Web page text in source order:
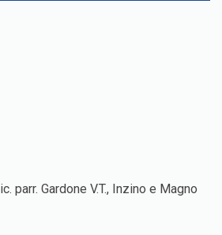
Gardone V.T., Inzino e Magno